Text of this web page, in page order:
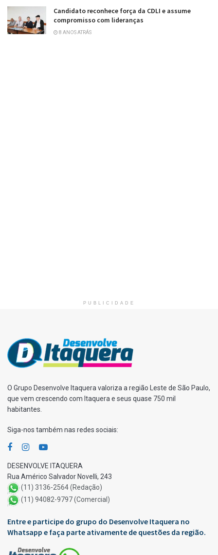
Candidato reconhece força da CDLI e assume
compromisso com lideranças
8 ANOS ATRÁS
PUBLICIDADE
O Grupo Desenvolve Itaquera valoriza a região Leste de São Paulo,
que vem crescendo com Itaquera e seus quase 750 mil
habitantes.
Siga-nos também nas redes sociais:
DESENVOLVE ITAQUERA
Rua Américo Salvador Novelli, 243
(11) 3136-2564 (Redação)
(11) 94082-9797 (Comercial)
Entre e participe do grupo do Desenvolve Itaquera no
Whatsapp e faça parte ativamente de questões da região.